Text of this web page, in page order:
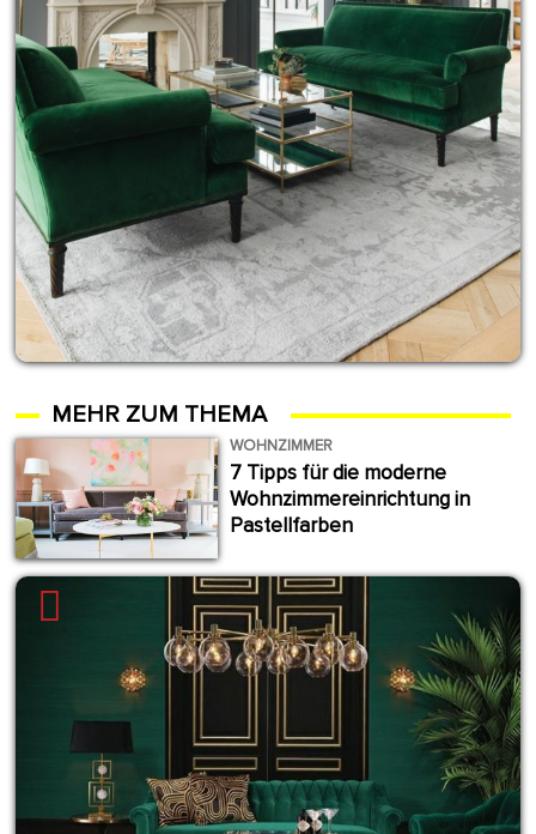
MEHR ZUM THEMA
WOHNZIMMER
7 Tipps für die moderne
Wohnzimmereinrichtung in
Pastellfarben